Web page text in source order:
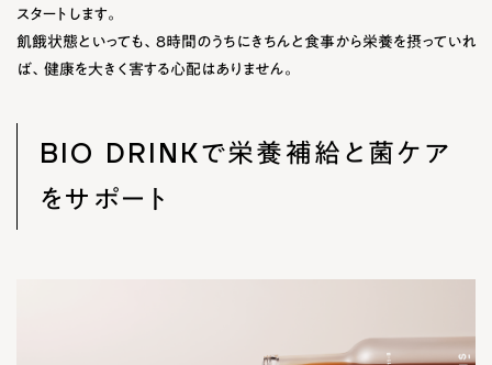
スタートします。
飢餓状態といっても、8時間のうちにきちんと食事から栄養を摂っていれ
ば、健康を大きく害する心配はありません。
BIO DRINKで栄養補給と菌ケア
をサポート